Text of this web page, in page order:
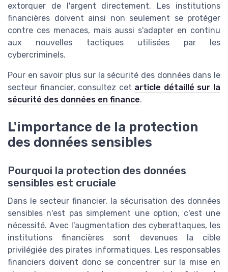
extorquer de l'argent directement. Les institutions
financières doivent ainsi non seulement se protéger
contre ces menaces, mais aussi s'adapter en continu
aux nouvelles tactiques utilisées par les
cybercriminels.
Pour en savoir plus sur la sécurité des données dans le
secteur financier, consultez cet article détaillé sur la
sécurité des données en finance.
L'importance de la protection
des données sensibles
Pourquoi la protection des données
sensibles est cruciale
Dans le secteur financier, la sécurisation des données
sensibles n'est pas simplement une option, c'est une
nécessité. Avec l'augmentation des cyberattaques, les
institutions financières sont devenues la cible
privilégiée des pirates informatiques. Les responsables
financiers doivent donc se concentrer sur la mise en